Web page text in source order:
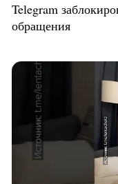
Telegram
обращения